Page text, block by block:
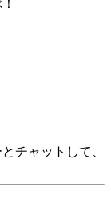
チャットして、